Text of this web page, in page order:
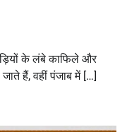
के लंबे काफिले और
हैं, वहीं पंजाब में […]